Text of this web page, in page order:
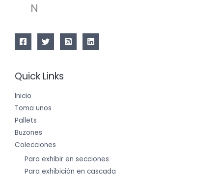
N
Quick Links
Inicio
Toma unos
Pallets
Buzones
Colecciones
Para exhibir en secciones
Para exhibición en cascada